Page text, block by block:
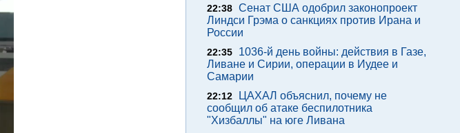
22:38 Сенат США одобрил законопроект
Линдси Грэма о санкциях против Ирана и
России
22:35
1036-й день войны: действия в Газе,
Ливане и Сирии, операции в Иудее и
Самарии
22:12
ЦАХАЛ объяснил, почему не
сообщил об атаке беспилотника
"Хизбаллы" на юге Ливана